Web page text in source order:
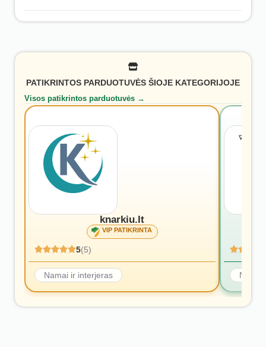
PATIKRINTOS PARDUOTUVĖS ŠIOJE KATEGORIJOJE
Visos patikrintos parduotuvės →
knarkiu.lt
VIP PATIKRINTA
5(5)
Namai ir interjeras